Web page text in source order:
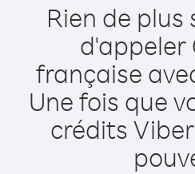
Rien de plus
d'appeler
française
Une fois que
crédits